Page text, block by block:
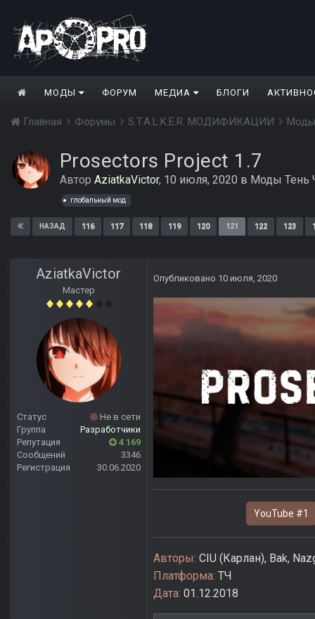
МОДЫ ФОРУМ МЕДИА БЛОГИ
Главная Форумы S.T.A.L.K.E.R. МОДИФИКАЦИИ
Prosectors Project 1.7
Автор AziatkaVictor, 10 июля, 2020 в Моды Тень
глобальный мод
НАЗАД 116 117 118 119 120 121 122 123
AziatkaVictor
Мастер
Статус
Не в сети
Группа
Разработчики
Репутация
4 169
Сообщений
3346
Регистрация
30.06.2020
Опубликовано 10 июля, 2020
YouTube #1
Авторы: CIU (Карлан), Bak,
Платформа: ТЧ
Дата: 01.12.2018